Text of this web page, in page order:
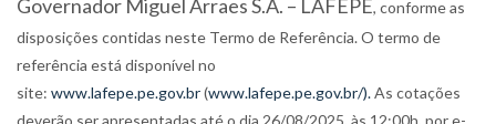
Governador Miguel Arraes S.A. – LAFEPE, conforme as
disposições contidas neste Termo de Referência. O termo de
referência está disponível no
site: www.lafepe.pe.gov.br(www.lafepe.pe.gov.br/).As cotações
deverão ser apresentadas até o dia 26/08/2025, às 12:00h, por e-